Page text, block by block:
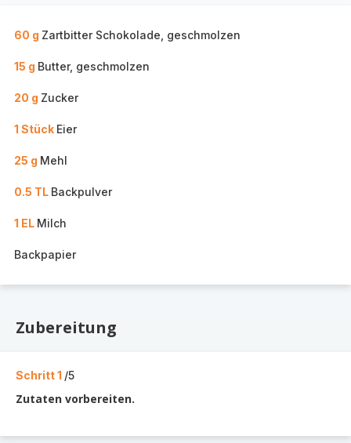
60 g Zartbitter Schokolade, geschmolzen
15 g Butter, geschmolzen
20 g Zucker
1 Stück Eier
25 g Mehl
0.5 TL Backpulver
1 EL Milch
Backpapier
Zubereitung
Schritt 1 /5
Zutaten vorbereiten.